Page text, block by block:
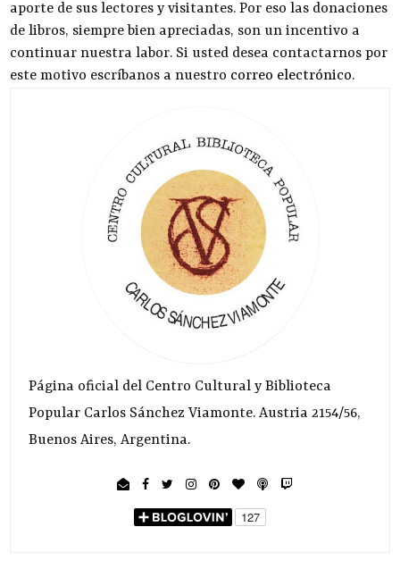
aporte de sus lectores y visitantes. Por eso las donaciones
de libros, siempre bien apreciadas, son un incentivo a
continuar nuestra labor. Si usted desea contactarnos por
este motivo escríbanos a nuestro correo electrónico.
Página oficial del Centro Cultural y Biblioteca
Popular Carlos Sánchez Viamonte. Austria 2154/56,
Buenos Aires, Argentina.